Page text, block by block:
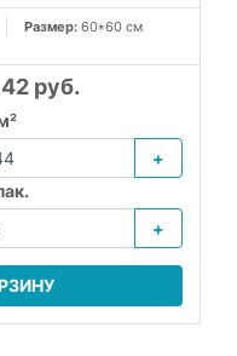
Размер: 60*60 см
руб.
+
+